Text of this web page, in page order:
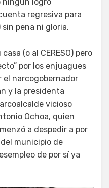
regresiva para
sin pena ni gloria.
casa (o al CERESO) pero
por los enjuagues
el narcogobernador
y la presidenta
vicioso
Ochoa, quien
a despedir a por
municipio de
de por sí ya